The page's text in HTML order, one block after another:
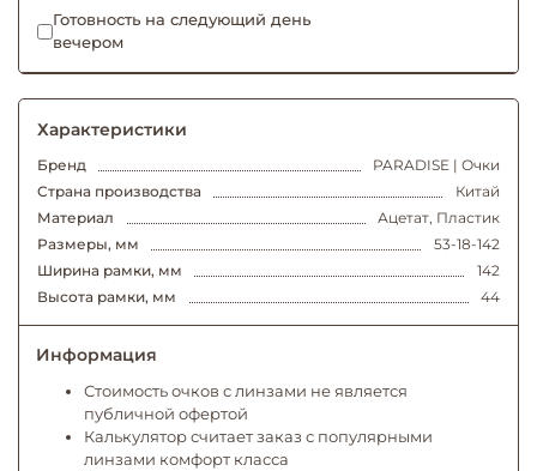
Готовность на следующий день
вечером
Характеристики
Бренд
PARADISE | Очки
Страна производства
Китай
Материал
Ацетат, Пластик
Размеры, мм
53-18-142
Ширина рамки, мм
142
Высота рамки, мм
44
Информация
Стоимость очков с линзами не является
публичной офертой
Калькулятор считает заказ с популярными
линзами комфорт класса